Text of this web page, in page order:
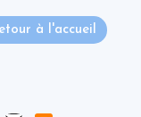
à l'accueil